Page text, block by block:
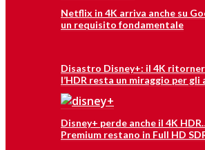
Netflix in 4K arriva anche su
un requisito fondamentale
Disastro Disney+: il 4K
l’HDR resta un miraggio per
Disney+ perde anche il 4K
Premium restano in Full HD